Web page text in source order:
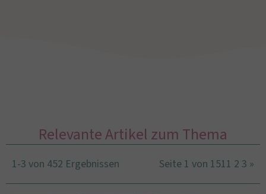
Relevante Artikel zum Thema
1-3 von 452 Ergebnissen Seite 1 von 1511 2 3 »